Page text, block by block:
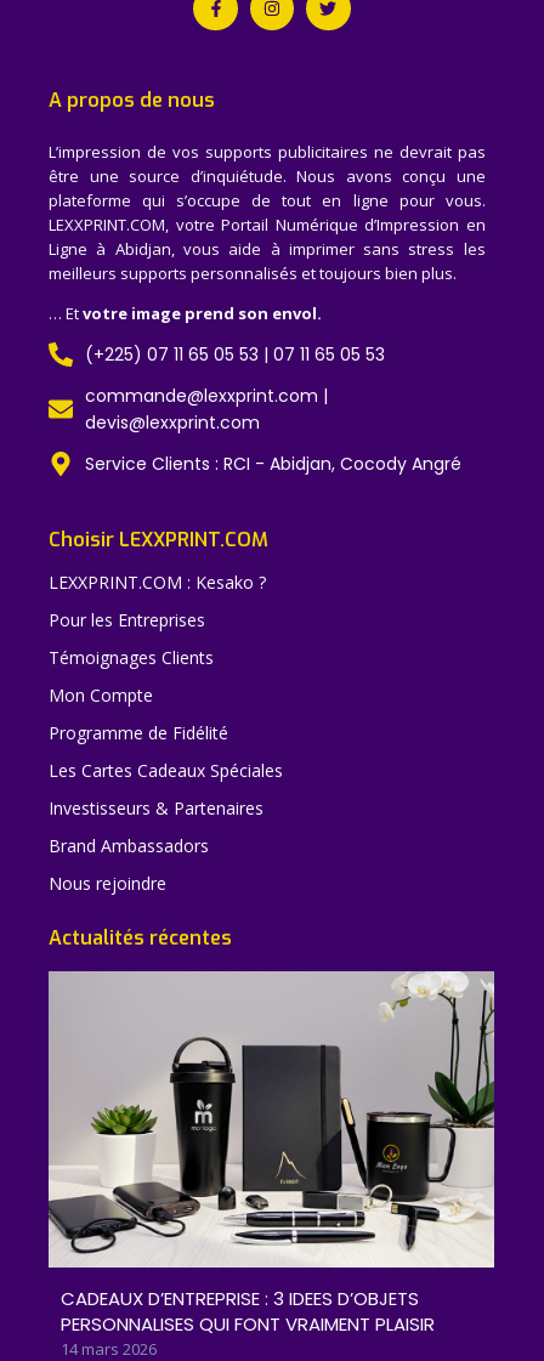
A propos de nous
L’impression de vos supports publicitaires ne devrait pas
être une source d’inquiétude. Nous avons conçu une
plateforme qui s’occupe de tout en ligne pour vous.
LEXXPRINT.COM, votre Portail Numérique d’Impression en
Ligne à Abidjan, vous aide à imprimer sans stress les
meilleurs supports personnalisés et toujours bien plus.
… Etvotre image prend son envol.
(+225) 07 11 65 05 53 | 07 11 65 05 53
commande@lexxprint.com |
devis@lexxprint.com
Service Clients : RCI - Abidjan, Cocody Angré
Choisir LEXXPRINT.COM
LEXXPRINT.COM : Kesako ?
Pour les Entreprises
Témoignages Clients
Mon Compte
Programme de Fidélité
Les Cartes Cadeaux Spéciales
Investisseurs & Partenaires
Brand Ambassadors
Nous rejoindre
Actualités récentes
CADEAUX D’ENTREPRISE : 3 IDEES D’OBJETS
PERSONNALISES QUI FONT VRAIMENT PLAISIR
14 mars 2026